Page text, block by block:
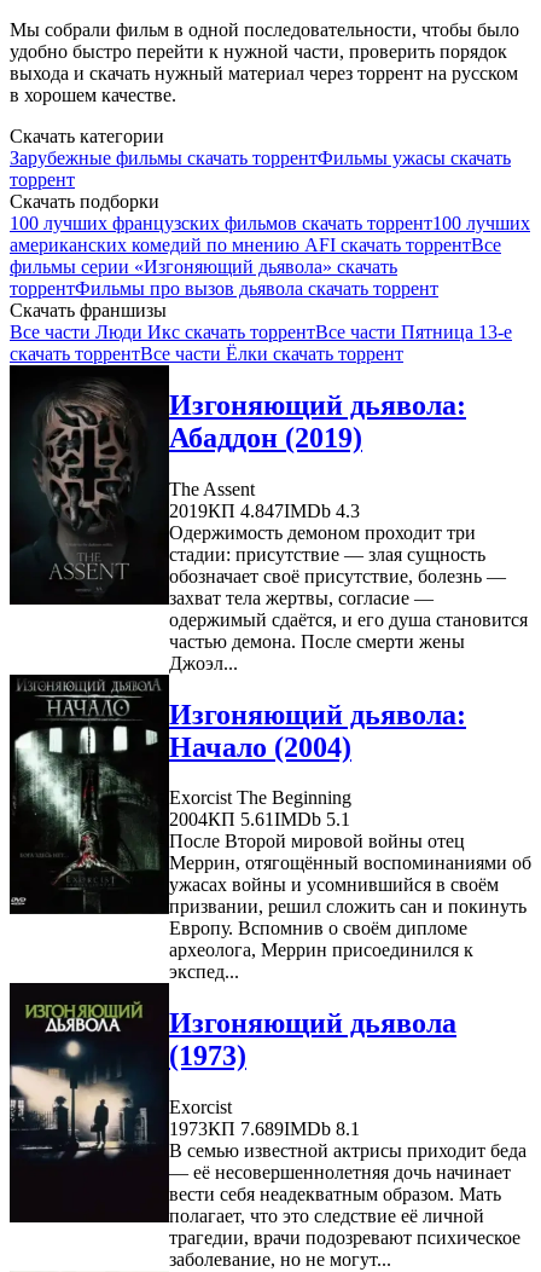
Мы собрали фильм в одной последовательности, чтобы было
удобно быстро перейти к нужной части, проверить порядок
выхода и скачать нужный материал через торрент на русском
в хорошем качестве.
Скачать категории
Зарубежные фильмы скачать торрентФильмы ужасы скачать
торрент
Скачать подборки
100 лучших французских фильмов скачать торрент100 лучших
американских комедий по мнению AFI скачать торрентВсе
фильмы серии «Изгоняющий дьявола» скачать
торрентФильмы про вызов дьявола скачать торрент
Скачать франшизы
Все части Люди Икс скачать торрентВсе части Пятница 13-е
скачать торрентВсе части Ёлки скачать торрент
Изгоняющий дьявола:
Абаддон (2019)
The Assent
2019КП 4.847IMDb 4.3
Одержимость демоном проходит три
стадии: присутствие — злая сущность
обозначает своё присутствие, болезнь —
захват тела жертвы, согласие —
одержимый сдаётся, и его душа становится
частью демона. После смерти жены
Джоэл...
Изгоняющий дьявола:
Начало (2004)
Exorcist The Beginning
2004КП 5.61IMDb 5.1
После Второй мировой войны отец
Меррин, отягощённый воспоминаниями об
ужасах войны и усомнившийся в своём
призвании, решил сложить сан и покинуть
Европу. Вспомнив о своём дипломе
археолога, Меррин присоединился к
экспед...
Изгоняющий дьявола
(1973)
Exorcist
1973КП 7.689IMDb 8.1
В семью известной актрисы приходит беда
— её несовершеннолетняя дочь начинает
вести себя неадекватным образом. Мать
полагает, что это следствие её личной
трагедии, врачи подозревают психическое
заболевание, но не могут...